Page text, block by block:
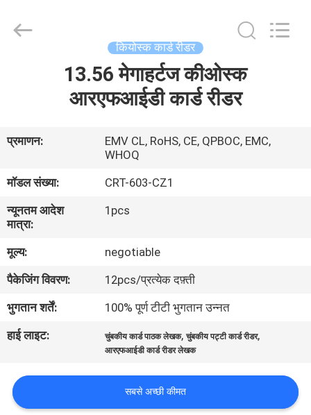
बारे
में
कारखाना
भ्रमण
गुणवत्ता
संपर्क
Reader
Online
कियोस्क कार्ड रीडर
13.56 मेगाहर्टज कीओस्क
आरएफआईडी कार्ड रीडर
प्रमाणन:
EMV CL, RoHS, CE, QPBOC, EMC,
WHOQ
मॉडल संख्या:
CRT-603-CZ1
न्यूनतम आदेश
मात्रा:
1pcs
मूल्य:
negotiable
पैकेजिंग विवरण:
12pcs/प्रत्येक दफ़्ती
भुगतान शर्तें:
100% पूर्ण टीटी भुगतान उन्नत
हाई लाइट:
चुंबकीय कार्ड पाठक लेखक,चुंबकीय पट्टी कार्ड रीडर,
आरएफआईडी कार्ड रीडर लेखक
सबसे अच्छी कीमत